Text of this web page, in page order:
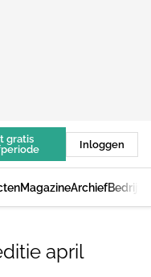
gratis
Inloggen
MagazineArchief
april